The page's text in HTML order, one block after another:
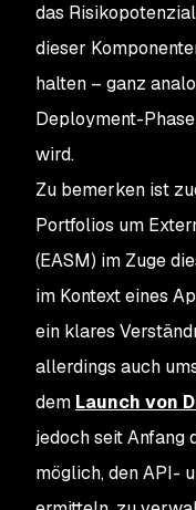
das
dieser
halten – ganz
Deployment-
wird.
Zu bemerken ist
Portfolios um
(EASM) im Zuge
im Kontext eines
ein klares
allerdings auch
dem Launch von
jedoch seit Anfang
möglich, den API-